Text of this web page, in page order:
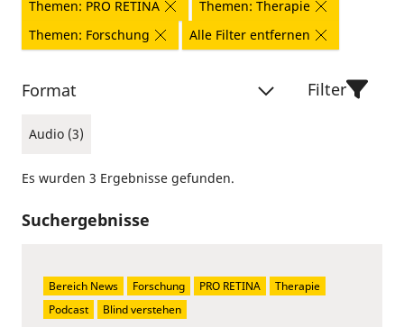
Themen: PRO RETINA
Themen: Therapie
Themen: Forschung
Alle Filter entfernen
Format
Audio (3)
Filter
Es wurden 3 Ergebnisse gefunden.
Suchergebnisse
Bereich News Forschung PRO RETINA
Therapie
Podcast
Blind verstehen